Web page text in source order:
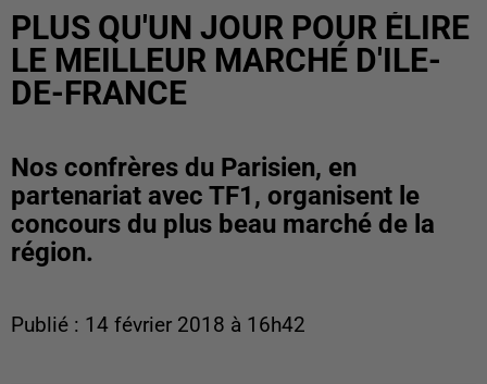
PLUS QU'UN JOUR POUR ÉLIRE
LE MEILLEUR MARCHÉ D'ILE-
DE-FRANCE
Nos confrères du Parisien, en
partenariat avec TF1, organisent le
concours du plus beau marché de la
région.
Publié : 14 février 2018 à 16h42